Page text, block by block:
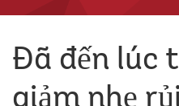
Đã đến lúc
giảm nhẹ